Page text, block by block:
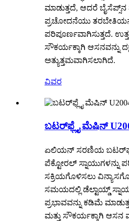
ಮಾಡುತ್ತದೆ, ಆದರೆ
ಪ್ರಚೋದನೆಯು
ಪರಿಪೂರ್ಣವಾಗಿಸುತ್ತದೆ.
ಸೌಕರ್ಯಕ್ಕಾಗಿ ಆಸನವನ್ನು
ಅತ್ಯುತ್ತಮವಾಗಿಸಲಾಗಿದೆ.
ವಿವರ
ಬಟರ್‌ಫ್ಲೈ ಮೆಷಿನ್
ಏಲಿಯನ್ ಸರಣಿಯ
ಪೆಕ್ಟೋರಲ್ ಸ್ನಾಯುಗಳನ್ನು
ಸಕ್ರಿಯಗೊಳಿಸಲು
ಸಮಯದಲ್ಲಿ ಡೆಲ್ಟಾಯ್ಡ್
ಪ್ರಭಾವವನ್ನು ಕಡಿಮೆ
ಮತ್ತು ಸೌಕರ್ಯಕ್ಕಾಗಿ ಆಸನ